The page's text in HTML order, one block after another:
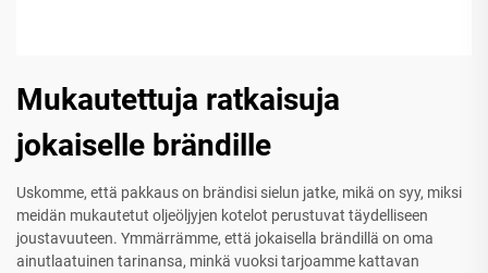
Mukautettuja ratkaisuja
jokaiselle brändille
Uskomme, että pakkaus on brändisi sielun jatke, mikä on syy, miksi
meidän mukautetut oljeöljyjen kotelot perustuvat täydelliseen
joustavuuteen. Ymmärrämme, että jokaisella brändillä on oma
ainutlaatuinen tarinansa, minkä vuoksi tarjoamme kattavan